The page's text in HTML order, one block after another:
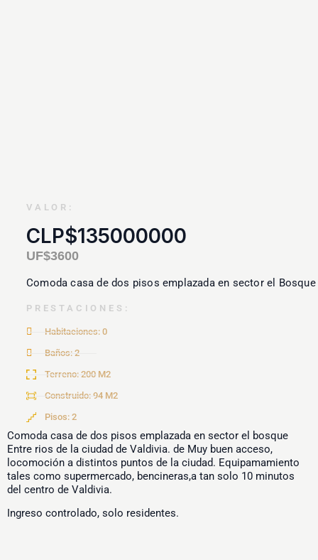
VALOR:
CLP$135000000
UF$3600
Comoda casa de dos pisos emplazada en sector el Bosque
PRESTACIONES:
Habitaciones: 0
Baños: 2
Terreno: 200 M2
Construido: 94 M2
Pisos: 2
Comoda casa de dos pisos emplazada en sector el bosque
Entre rios de la ciudad de Valdivia. de Muy buen acceso,
locomoción a distintos puntos de la ciudad. Equipamamiento
tales como supermercado, bencineras,a tan solo 10 minutos
del centro de Valdivia.
Ingreso controlado, solo residentes.